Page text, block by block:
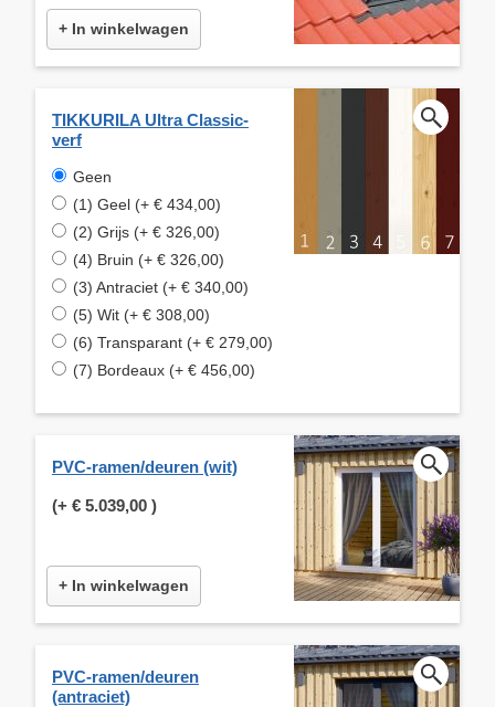
+ In winkelwagen
TIKKURILA Ultra Classic-
verf
Geen
(1) Geel (+ € 434,00)
(2) Grijs (+ € 326,00)
(4) Bruin (+ € 326,00)
(3) Antraciet (+ € 340,00)
(5) Wit (+ € 308,00)
(6) Transparant (+ € 279,00)
(7) Bordeaux (+ € 456,00)
PVC-ramen/deuren (wit)
(+ € 5.039,00 )
+ In winkelwagen
PVC-ramen/deuren
(antraciet)